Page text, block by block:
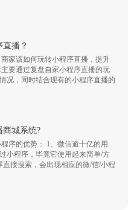
播？
家该如何玩转小程序直播，提升
要通过复盘自家小程序直播的玩
况，同时结合现有的小程序直播的
商城系统?
序的优势： 1、微信逾十亿的用
小程序，毕竟它使用起来简单/方
直接搜索，会出现相应的微/信/小程